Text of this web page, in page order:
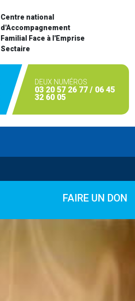
Centre national
d'Accompagnement
Familial Face à l'Emprise
Sectaire
DEUX NUMÉROS
03 20 57 26 77 / 06 45
32 60 05
FAIRE UN DON